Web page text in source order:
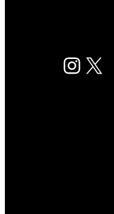
X اینستاگرم